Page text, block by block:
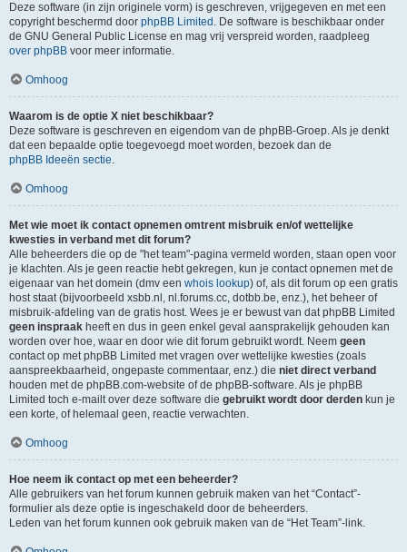
Deze software (in zijn originele vorm) is geschreven, vrijgegeven en met een
copyright beschermd door phpBB Limited . De software is beschikbaar onder
de GNU General Public License en mag vrij verspreid worden, raadpleeg
over phpBB voor meer informatie.
Omhoog
Waarom is de optie X niet beschikbaar?
Deze software is geschreven en eigendom van de phpBB-Groep. Als je denkt
dat een bepaalde optie toegevoegd moet worden, bezoek dan de
phpBB Ideeën sectie.
Omhoog
Met wie moet ik contact opnemen omtrent misbruik en/of wettelijke
kwesties in verband met dit forum?
Alle beheerders die op de "het team"-pagina vermeld worden, staan open voor
je klachten. Als je geen reactie hebt gekregen, kun je contact opnemen met de
eigenaar van het domein (dmv een whois lookup) of, als dit forum op een gratis
host staat (bijvoorbeeld xsbb.nl, nl.forums.cc, dotbb.be, enz.), het beheer of
misbruik-afdeling van de gratis host. Wees je er bewust van dat phpBB Limited
geen inspraak heeft en dus in geen enkel geval aansprakelijk gehouden kan
worden over hoe, waar en door wie dit forum gebruikt wordt. Neem geen
contact op met phpBB Limited met vragen over wettelijke kwesties (zoals
aanspreekbaarheid, ongepaste commentaar, enz.) die niet direct verband
houden met de phpBB.com-website of de phpBB-software. Als je phpBB
Limited toch e-mailt over deze software die gebruikt wordt door derden kun je
een korte, of helemaal geen, reactie verwachten.
Omhoog
Hoe neem ik contact op met een beheerder?
Alle gebruikers van het forum kunnen gebruik maken van het “Contact”-
formulier als deze optie is ingeschakeld door de beheerders.
Leden van het forum kunnen ook gebruik maken van de “Het Team”-link.